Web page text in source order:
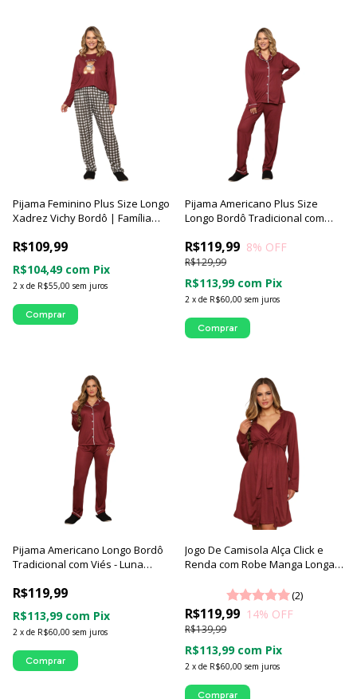
Pijama Feminino Plus Size Longo
Xadrez Vichy Bordô | Família
R$109,99
2 x de R$55,00 sem juros
R$104,49 com Pix
Comprar
Pijama Americano Plus Size
Longo Bordô Tradicional com
R$119,99
R$129,99
8% OFF
2 x de R$60,00 sem juros
R$113,99 com Pix
Comprar
Pijama Americano Longo Bordô
Tradicional com Viés - Luna
R$119,99
2 x de R$60,00 sem juros
R$113,99 com Pix
Comprar
Jogo De Camisola Alça Click e
Renda com Robe Manga Longa -
(2)
R$119,99
R$139,99
14% OFF
2 x de R$60,00 sem juros
R$113,99 com Pix
Comprar